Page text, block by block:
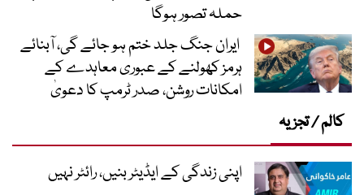
حملہ تصور ہوگا
ایران جنگ جلد ختم ہو جائے گی، آبنائے
ہرمز کھولنے کے عبوری معاہدے کے
امکانات روشن، صدر ٹرمپ کا دعویٰ
کالم / تجزیہ
اپنی زندگی کے ایڈیٹر بنیں، رائٹر نہیں